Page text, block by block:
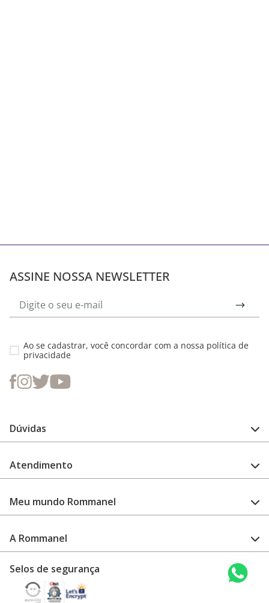
ASSINE NOSSA NEWSLETTER
Ao se cadastrar, você concordar com a nossa política de
privacidade
Dúvidas
Guia de medidas
Como configurar meu relógio
Garantia
Atendimento
Encontre uma loja
Meu mundo Rommanel
Revenda Rommanel
A Rommanel
Trabalhe conosco
Termos de uso
Selos de segurança